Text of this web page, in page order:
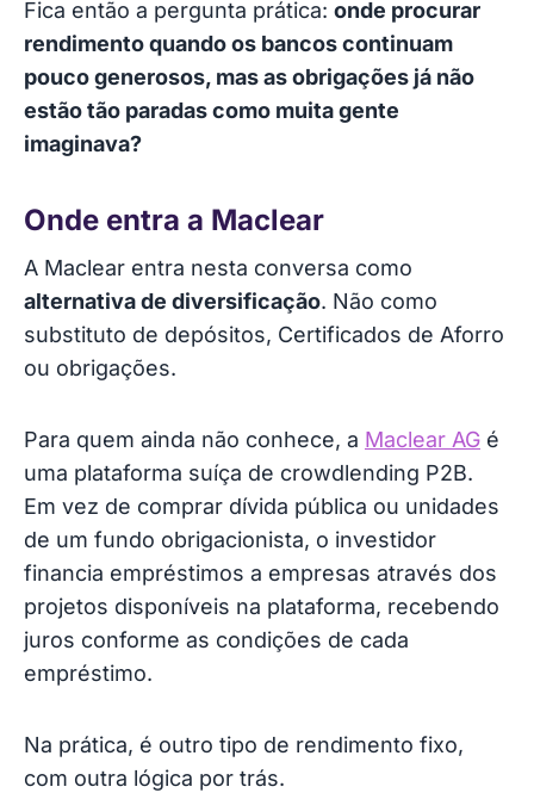
Fica então a pergunta prática: onde procurar
rendimento quando os bancos continuam
pouco generosos, mas as obrigações já não
estão tão paradas como muita gente
imaginava?
Onde entra a Maclear
A Maclear entra nesta conversa como
alternativa de diversificação. Não como
substituto de depósitos, Certificados de Aforro
ou obrigações.
Para quem ainda não conhece, a Maclear AG é
uma plataforma suíça de crowdlending P2B.
Em vez de comprar dívida pública ou unidades
de um fundo obrigacionista, o investidor
financia empréstimos a empresas através dos
projetos disponíveis na plataforma, recebendo
juros conforme as condições de cada
empréstimo.
Na prática, é outro tipo de rendimento fixo,
com outra lógica por trás.